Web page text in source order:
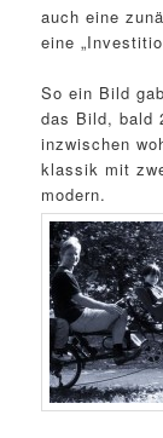
auch eine
eine
So ein Bild
das Bild, bald
inzwischen
klassik mit
modern.